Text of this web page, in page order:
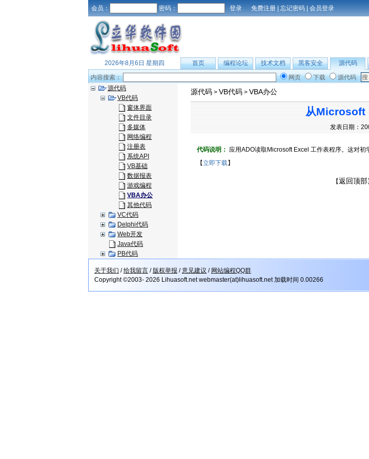
会员： 密码： 免费注册 | 忘记密码 | 会员登录
2026年8月6日 星期四 首页 编程论坛 技术文档 黑客安全 源代码
内容搜索：
网页 下载
源代码
源代码
VB代码
窗体界面
文件目录
多媒体
网络编程
注册表
系统API
VB基础
数据报表
游戏编程
VBA办公
其他代码
VC代码
Delphi代码
Web开发
Java代码
PB代码
源代码 > VB代码 > VBA办公
从Microsoft
发表日期：
代码说明： 应用ADO读取Microsoft Excel 工作表程序。这对初
【立即下载】
【返回顶部
关于我们 /给我留言 /版权举报 /意见建议 / 网站编程QQ群
Copyright ©2003- 2026 Lihuasoft.net webmaster(at)lihuasoft.net 加载时间 0.00266